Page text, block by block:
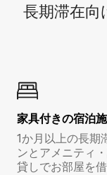
長期滞在向
家具付き⁠の宿⁠泊⁠
1か月以上の長期
ンとアメニティ
貸しでお部屋を